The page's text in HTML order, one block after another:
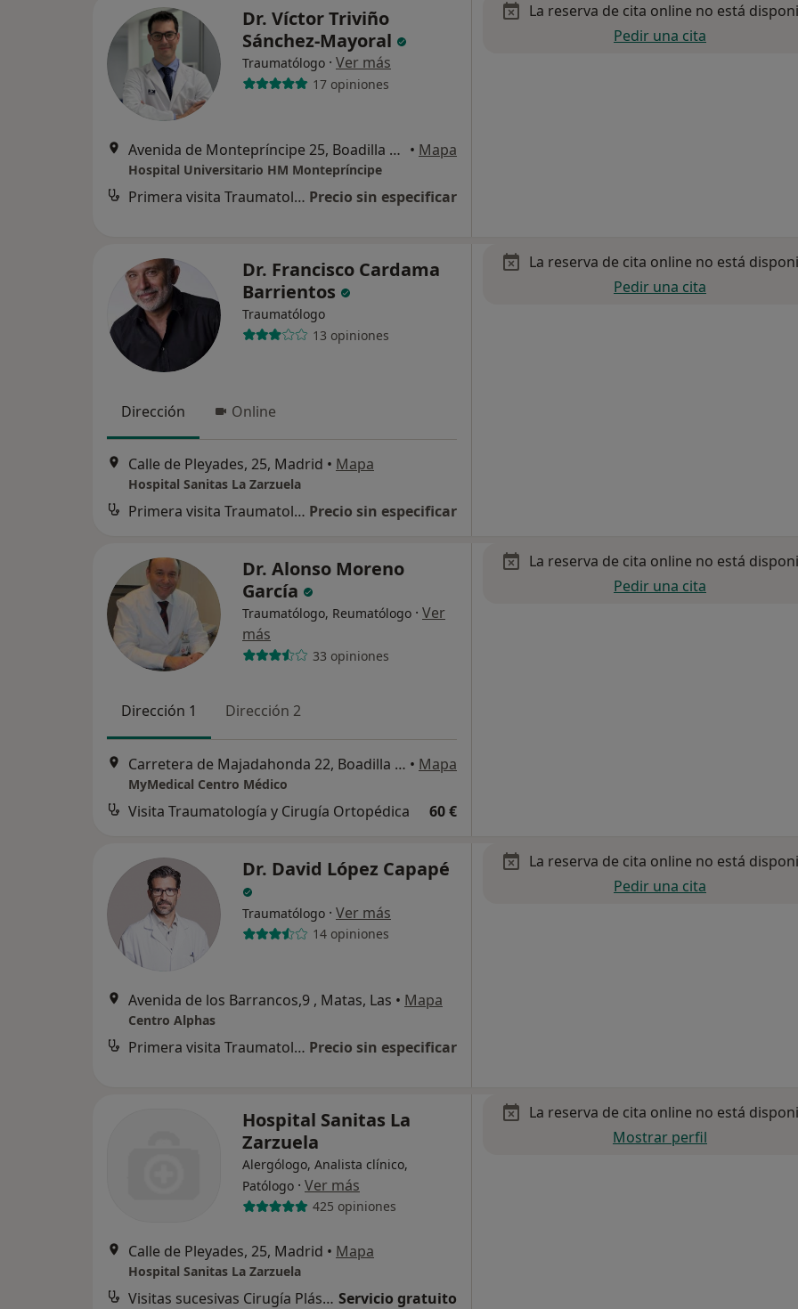
Dr. Víctor Triviño
Sánchez-Mayoral
Traumatólogo · Ver más
17 opiniones
Avenida de Montepríncipe 25, Boadilla del Monte • Mapa
Hospital Universitario HM Montepríncipe
Primera visita Traumatología y Cirugía Ortopédica Precio sin especificar
La reserva de cita online no está
Pedir una cita
Dr. Francisco Cardama
Barrientos
Traumatólogo
13 opiniones
Dirección Online
Calle de Pleyades, 25, Madrid • Mapa
Hospital Sanitas La Zarzuela
Primera visita Traumatología y Cirugía Ortopédica Precio sin especificar
La reserva de cita online no está
Pedir una cita
Dr. Alonso Moreno
García
Traumatólogo, Reumatólogo · Ver
más
33 opiniones
Dirección 1 Dirección 2
Carretera de Majadahonda 22, Boadilla del Monte, • Mapa
MyMedical Centro Médico
Visita Traumatología y Cirugía Ortopédica 60 €
La reserva de cita online no está
Pedir una cita
Dr. David López Capapé
Traumatólogo · Ver más
14 opiniones
Avenida de los Barrancos,9 , Matas, Las • Mapa
Centro Alphas
Primera visita Traumatología y Cirugía Ortopédica Precio sin especificar
La reserva de cita online no está
Pedir una cita
Hospital Sanitas La
Zarzuela
Alergólogo, Analista clínico,
Patólogo · Ver más
425 opiniones
Calle de Pleyades, 25, Madrid • Mapa
Hospital Sanitas La Zarzuela
Visitas sucesivas Cirugía Plástica, estética y Reparadora Servicio gratuito
La reserva de cita online no está
Mostrar perfil